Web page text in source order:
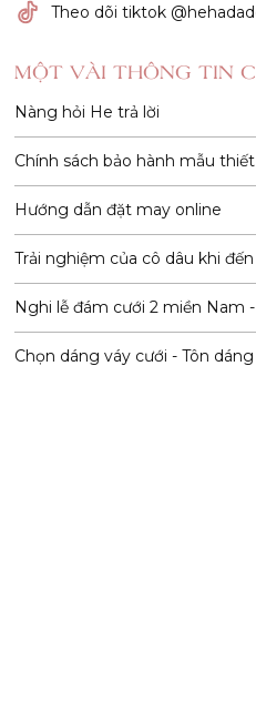
Theo dõi tiktok
MỘT VÀI THÔNG TIN
Nàng hỏi He trả lời
Chính sách bảo hành mẫu
Hướng dẫn đặt may online
Trải nghiệm của cô dâu khi
Nghi lễ đám cưới 2 miền Nam
Chọn dáng váy cưới - Tôn